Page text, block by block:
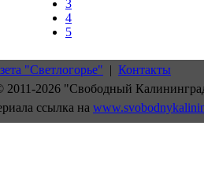
3
4
5
"Светлогорье" | Контакты
2011-2026 "Свободный
ссылка на